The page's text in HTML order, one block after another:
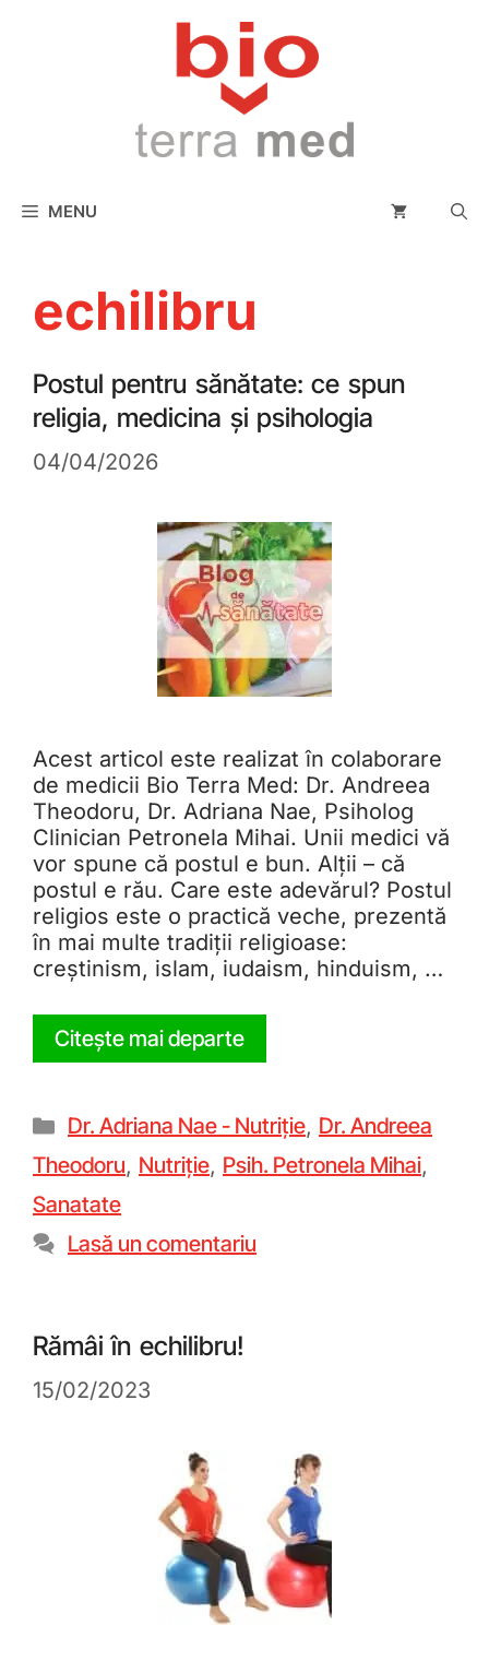
MENU
echilibru
Postul pentru sănătate: ce spun
religia, medicina și psihologia
04/04/2026
Acest articol este realizat în colaborare
de medicii Bio Terra Med: Dr. Andreea
Theodoru, Dr. Adriana Nae, Psiholog
Clinician Petronela Mihai. Unii medici vă
vor spune că postul e bun. Alții – că
postul e rău. Care este adevărul? Postul
religios este o practică veche, prezentă
în mai multe tradiții religioase:
creștinism, islam, iudaism, hinduism, …
Citește mai departe
Dr. Adriana Nae - Nutriție, Dr. Andreea
Theodoru, Nutriție, Psih. Petronela Mihai,
Sanatate
Lasă un comentariu
Rămâi în echilibru!
15/02/2023